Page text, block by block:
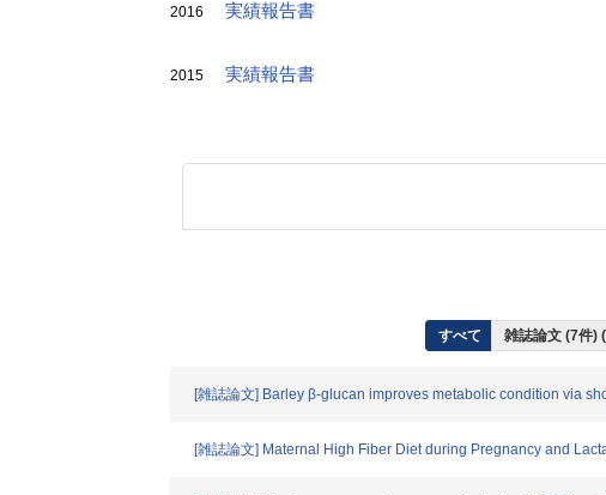
2016 実績報告書
2015 実績報告書
すべて 雑誌論文 (7件)
[雑誌論文] Barley β-glucan improves metabolic condition via
[雑誌論文] Maternal High Fiber Diet during Pregnancy and